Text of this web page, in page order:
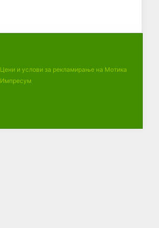
Цени и услови за рекламирање на Мотика
Импресум